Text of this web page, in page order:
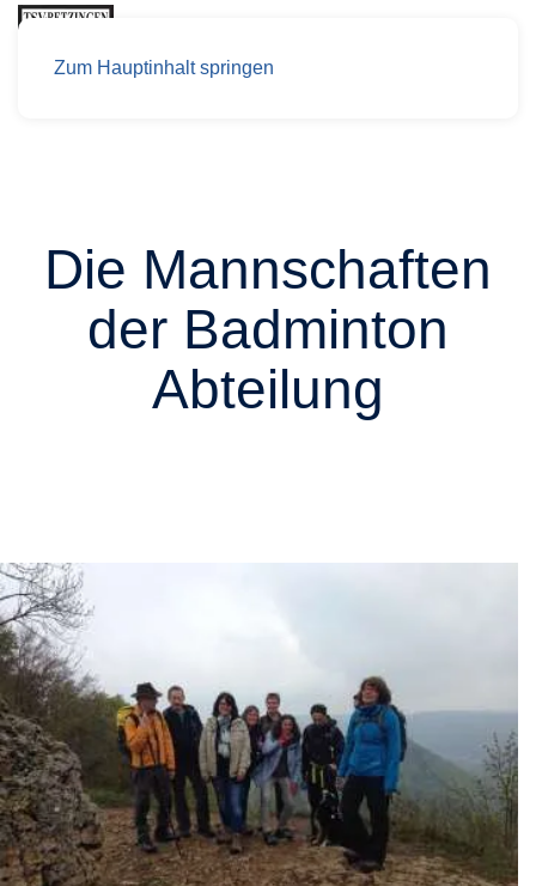
Zum Hauptinhalt springen
Die Mannschaften
der Badminton
Abteilung